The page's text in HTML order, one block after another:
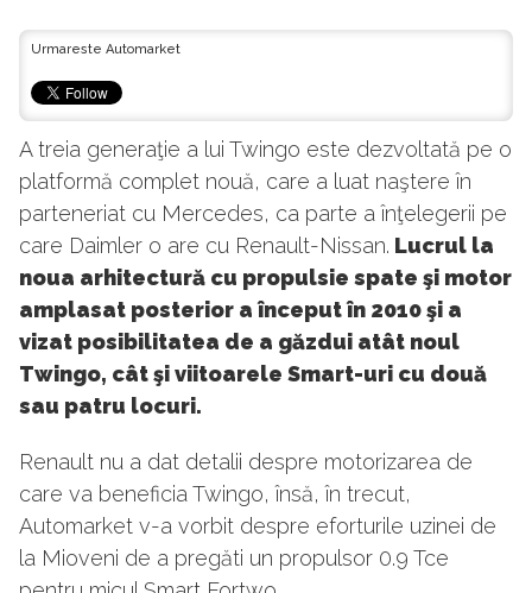
Urmareste Automarket
A treia generaţie a lui Twingo este dezvoltată pe o
platformă complet nouă, care a luat naştere în
parteneriat cu Mercedes, ca parte a înţelegerii pe
care Daimler o are cu Renault-Nissan. Lucrul la
noua arhitectură cu propulsie spate şi motor
amplasat posterior a început în 2010 şi a
vizat posibilitatea de a găzdui atât noul
Twingo, cât şi viitoarele Smart-uri cu două
sau patru locuri.
Renault nu a dat detalii despre motorizarea de
care va beneficia Twingo, însă, în trecut,
Automarket v-a vorbit despre eforturile uzinei de
la Mioveni de a pregăti un propulsor 0.9 Tce